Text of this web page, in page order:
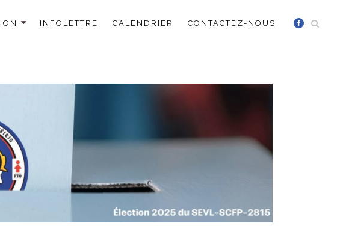
INFOLETTRE CALENDRIER CONTACTEZ-NOUS